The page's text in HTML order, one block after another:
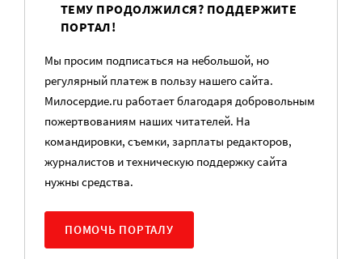
ТЕМУ ПРОДОЛЖИЛСЯ? ПОДДЕРЖИТЕ
ПОРТАЛ!
Мы просим подписаться на небольшой, но
регулярный платеж в пользу нашего сайта.
Милосердие.ru работает благодаря добровольным
пожертвованиям наших читателей. На
командировки, съемки, зарплаты редакторов,
журналистов и техническую поддержку сайта
нужны средства.
ПОМОЧЬ ПОРТАЛУ